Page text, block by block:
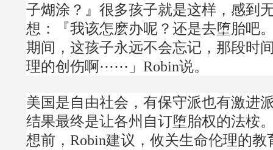
子煳涂？』很多孩子就是这样，感到
想：『我该怎麽办呢？还是去堕胎吧
期间，这孩子永远不会忘记，那段时
理的创伤啊⋯⋯」Robin说。
美国是自由社会，有保守派也有激进
结果最终是让各州自订堕胎权的法桉
想前，Robin建议，攸关生命伦理的教